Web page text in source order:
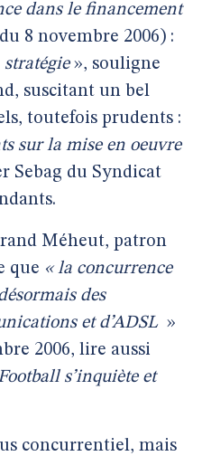
dans le financement
8 novembre 2006) :
stratégie», souligne
suscitant un bel
toutefois prudents :
sur la mise en oeuvre
Sebag du Syndicat
Méheut, patron
que « la concurrence
des
et d’ADSL »
2006, lire aussi
s’inquiète et
concurrentiel, mais